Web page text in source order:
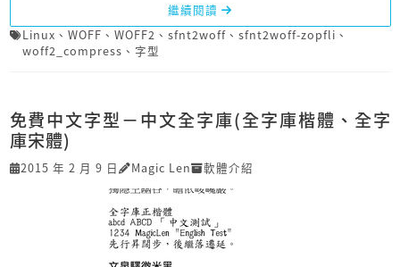
繼續閱讀
Linux 、 WOFF 、 WOFF2 、 sfnt2woff、 sfnt2woff-zopfli 、
woff2_compress 、 字型
免費中文字型－中文全字庫(全字庫楷體、全字
庫宋體)
2015 年 2 月 9 日 Magic Len 軟體介紹